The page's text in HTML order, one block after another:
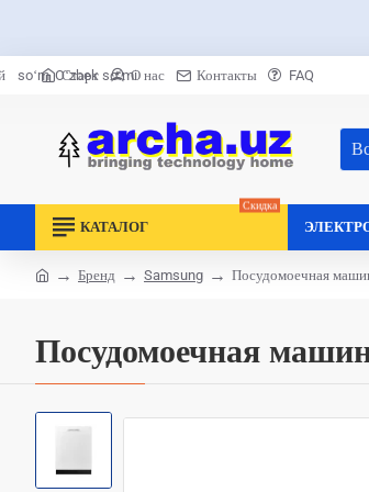
Старт О нас Контакты FAQ
soʻm Oʻzbek soʻmi
КАТАЛОГ
Скидка
Посудомоечная
Бренд Samsung Посудомоечная